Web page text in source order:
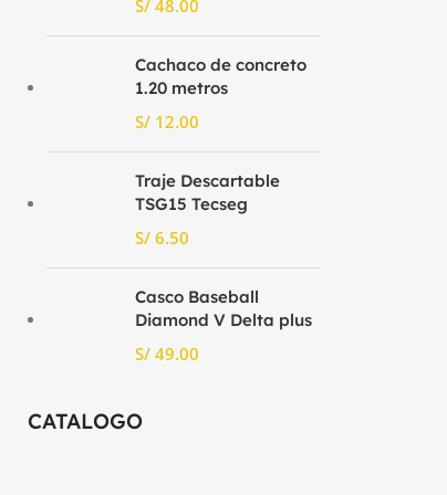
S/
Cachaco de concreto
1.20 metros
S/
Traje Descartable
TSG15 Tecseg
S/
Casco Baseball
Diamond V Delta plus
S/
CATALOGO